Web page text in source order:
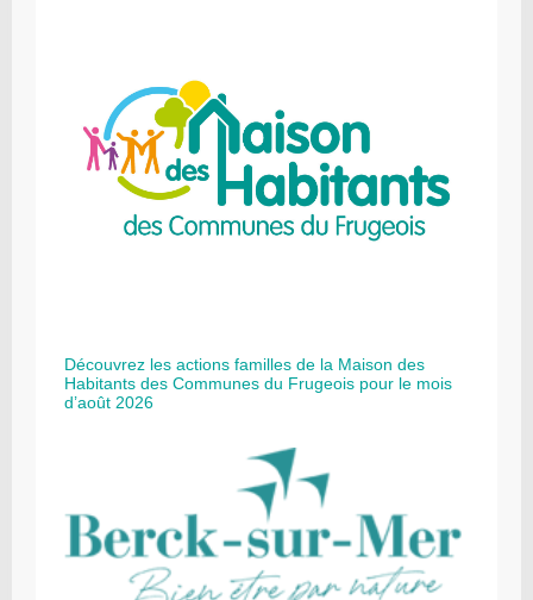
Découvrez les actions familles de la Maison des
Habitants des Communes du Frugeois pour le mois
d’août 2026